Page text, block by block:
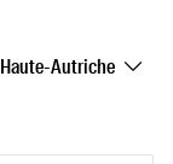
Haute-Autriche